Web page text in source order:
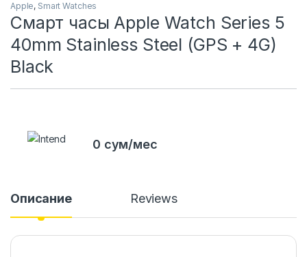
Apple, Smart Watches
Смарт часы Apple Watch Series 5
40mm Stainless Steel (GPS + 4G)
Black
0 сум/мес
Описание Reviews